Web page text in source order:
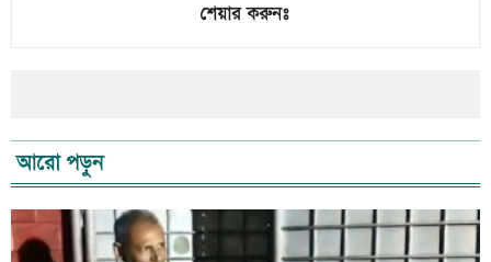
শেয়ার করুনঃ
আরো পড়ুন